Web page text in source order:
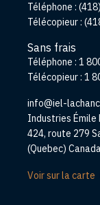
Téléphone :
Télécopieur :
Sans frais
Téléphone : 1
Télécopieur : 1
info@iel-
Adresse
Industries Émile
424, route 279
(Quebec)
Voir sur la carte